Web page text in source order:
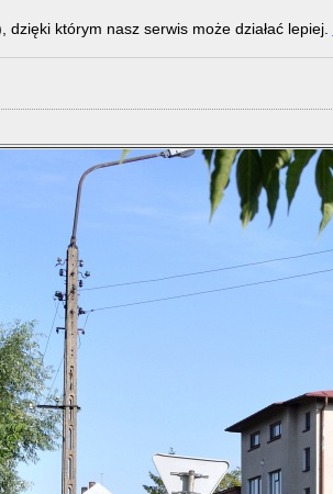
którym nasz serwis może działać lepiej.